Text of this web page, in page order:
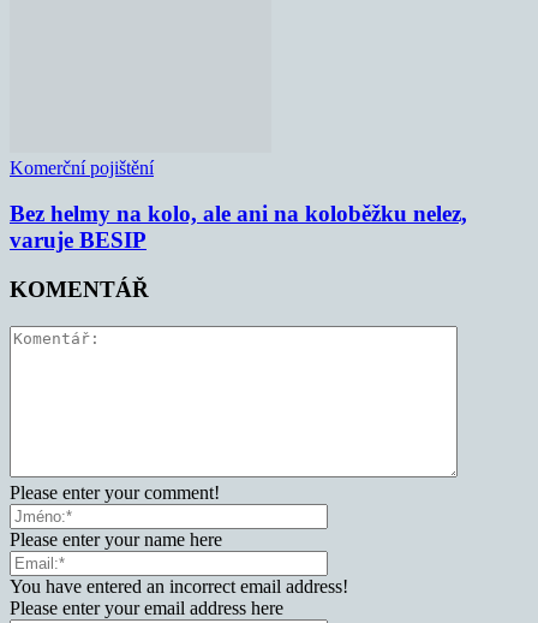
Komerční pojištění
Bez helmy na kolo, ale ani na koloběžku nelez,
varuje BESIP
KOMENTÁŘ
Please enter your comment!
Please enter your name here
You have entered an incorrect email address!
Please enter your email address here